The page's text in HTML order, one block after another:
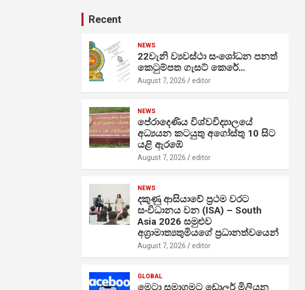
Recent
NEWS
22වැනි ව්‍යවස්ථා සංශෝධන පනත්
කෙටුම්පත ගැසට් කෙරේ…
August 7, 2026 editor
NEWS
පේරාදෙණිය විශ්වවිද්‍යාලයේ
අධ්‍යයන කටයුතු අගෝස්තු 10 සිට
යළි ඇරඹේ
August 7, 2026 editor
NEWS
දකුණු ආසියාවේ ප්‍රථම වරට
සංවිධානය වන (ISA) – South
Asia 2026 සමුළුව
අග්‍රාමාත්‍යතුමියගේ ප්‍රධානත්වයෙන්
August 7, 2026 editor
GLOBAL
මෙටා සමාගමට ඩොලර් මිලියන